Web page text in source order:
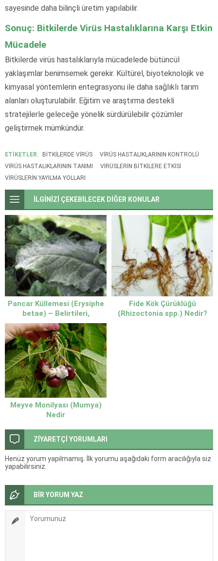
sayesinde daha bilinçli üretim yapılabilir.
Sonuç: Bitkilerde Virüs Hastalıklarına Karşı Etkin
Mücadele
Bitkilerde virüs hastalıklarıyla mücadelede bütüncül
yaklaşımlar benimsemek gerekir. Kültürel, biyoteknolojik ve
kimyasal yöntemlerin entegrasyonu ile daha sağlıklı tarım
alanları oluşturulabilir. Eğitim ve araştırma destekli
stratejilerle geleceğe yönelik sürdürülebilir çözümler
geliştirmek mümkündür.
ETİKETLER: BITKILERDE VIRÜS
VIRÜS HASTALIKLARININ KONTROLÜ
VIRÜS HASTALIKLARININ TANIMI
VIRÜSLERIN BITKILERE ETKISI
VIRÜSLERIN YAYILMA YOLLARI
İLGİNİZİ ÇEKEBİLECEK DİĞER KONULAR
Pancar Küllemesi (Erysiphe
betae) – Belirtileri,
Nedenleri ve Mücadele
Yöntemleri
Fide Kök Çürüklüğü
(Rhizoctonia spp.) Nedir?
Meyve Monilyası (Mumya)
Nedir
ZİYARETÇİ YORUMLARI
Henüz yorum yapılmamış. İlk yorumu aşağıdaki form aracılığıyla siz
yapabilirsiniz.
BİR YORUM YAZ